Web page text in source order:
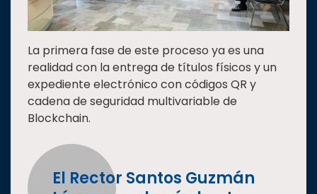
La primera fase de este proceso ya es una
realidad con la entrega de títulos físicos y un
expediente electrónico con códigos QR y
cadena de seguridad multivariable de
Blockchain.
El Rector Santos Guzmán